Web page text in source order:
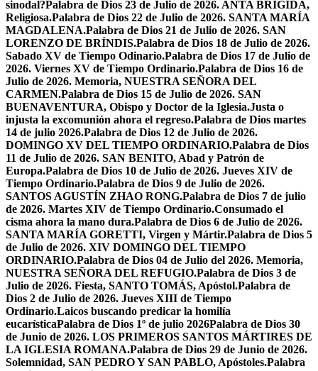
sinodal?Palabra de Dios 23 de Julio de 2026. ANTA BRÍGIDA,
Religiosa.Palabra de Dios 22 de Julio de 2026. SANTA MARÍA
MAGDALENA.Palabra de Dios 21 de Julio de 2026. SAN
LORENZO DE BRÍNDIS.Palabra de Dios 18 de Julio de 2026.
Sabado XV de Tiempo Odinario.Palabra de Dios 17 de Julio de
2026. Viernes XV de Tiempo Ordinario.Palabra de Dios 16 de
Julio de 2026. Memoria, NUESTRA SEÑORA DEL
CARMEN.Palabra de Dios 15 de Julio de 2026. SAN
BUENAVENTURA, Obispo y Doctor de la Iglesia.Justa o
injusta la excomunión ahora el regreso.Palabra de Dios martes
14 de julio 2026.Palabra de Dios 12 de Julio de 2026.
DOMINGO XV DEL TIEMPO ORDINARIO.Palabra de Dios
11 de Julio de 2026. SAN BENITO, Abad y Patrón de
Europa.Palabra de Dios 10 de Julio de 2026. Jueves XIV de
Tiempo Ordinario.Palabra de Dios 9 de Julio de 2026.
SANTOS AGUSTÍN ZHAO RONG.Palabra de Dios 7 de julio
de 2026. Martes XIV de Tiempo Ordinario.Consumado el
cisma ahora la mano dura.Palabra de Dios 6 de Julio de 2026.
SANTA MARÍA GORETTI, Virgen y Mártir.Palabra de Dios 5
de Julio de 2026. XIV DOMINGO DEL TIEMPO
ORDINARIO.Palabra de Dios 04 de Julio del 2026. Memoria,
NUESTRA SEÑORA DEL REFUGIO.Palabra de Dios 3 de
Julio de 2026. Fiesta, SANTO TOMÁS, Apóstol.Palabra de
Dios 2 de Julio de 2026. Jueves XIII de Tiempo
Ordinario.Laicos buscando predicar la homilía
eucarísticaPalabra de Dios 1º de julio 2026Palabra de Dios 30
de Junio de 2026. LOS PRIMEROS SANTOS MÁRTIRES DE
LA IGLESIA ROMANA.Palabra de Dios 29 de Junio de 2026.
Solemnidad, SAN PEDRO Y SAN PABLO, Apóstoles.Palabra